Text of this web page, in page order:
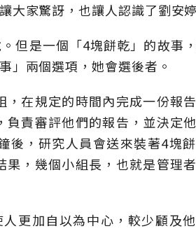
大家驚訝，也讓人認識了劉安婷
但是一個「4塊餅乾」的故事
」兩個選項，她會選後者。
，在規定的時間內完成一份報
責審評他們的報告，並決定
後，研究人員會送來裝著4塊
，幾個小組長，也就是管理
更加自以為中心，較少顧及